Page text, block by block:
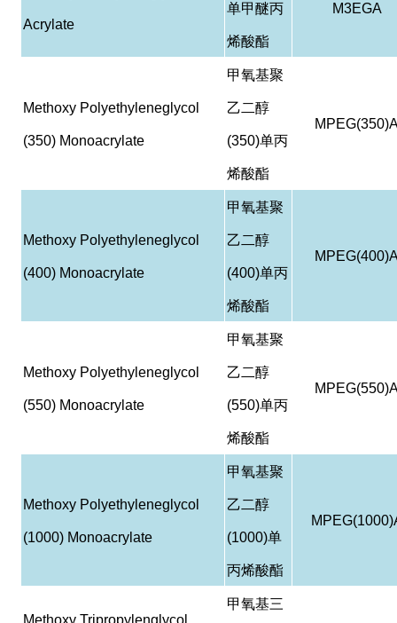
Acrylate
单甲醚丙
烯酸酯
M3EGA
Methoxy Polyethyleneglycol
(350) Monoacrylate
甲氧基聚
乙二醇
(350)单丙
烯酸酯
Methoxy Polyethyleneglycol
(400) Monoacrylate
甲氧基聚
乙二醇
(400)单丙
烯酸酯
Methoxy Polyethyleneglycol
(550) Monoacrylate
甲氧基聚
乙二醇
(550)单丙
烯酸酯
Methoxy Polyethyleneglycol
(1000) Monoacrylate
甲氧基聚
乙二醇
(1000)单
丙烯酸酯
Methoxy Tripropylenglycol
甲氧基三